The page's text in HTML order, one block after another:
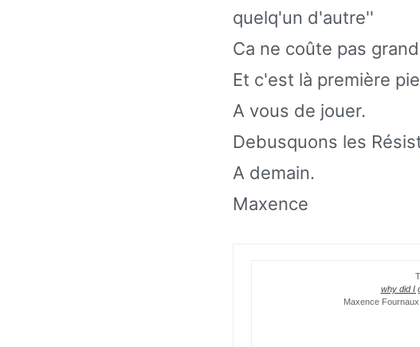
quelq'un d'autre''
Ca ne coûte pas
Et c'est là première
A vous de jouer.
Debusquons les
A demain.
Maxence
why did I
Maxence